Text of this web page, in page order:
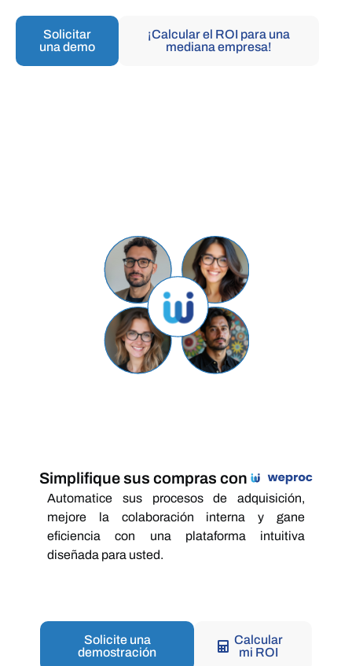
Solicitar
una demo
¡Calcular el ROI para una
mediana empresa!
Simplifique sus compras con
Automatice sus procesos de adquisición,
mejore la colaboración interna y gane
eficiencia con una plataforma intuitiva
diseñada para usted.
Solicite una
demostración
Calcular
mi ROI